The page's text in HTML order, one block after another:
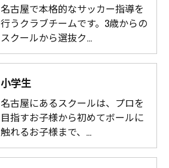
名古屋で本格的なサッカー指導を
行うクラブチームです。3歳からの
スクールから選抜ク…
小学生
名古屋にあるスクールは、プロを
目指すお子様から初めてボールに
触れるお子様まで、…